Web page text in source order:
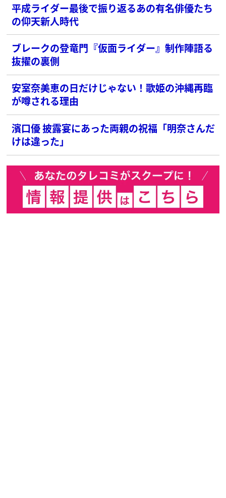
平成ライダー最後で振り返るあの有名俳優たち
の仰天新人時代
ブレークの登竜門『仮面ライダー』制作陣語る
抜擢の裏側
安室奈美恵の日だけじゃない！歌姫の沖縄再臨
が噂される理由
濱口優 披露宴にあった両親の祝福「明奈さんだ
けは違った」